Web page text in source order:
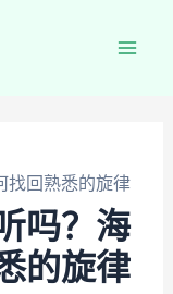
找回熟悉的旋律
吗？海
的旋律